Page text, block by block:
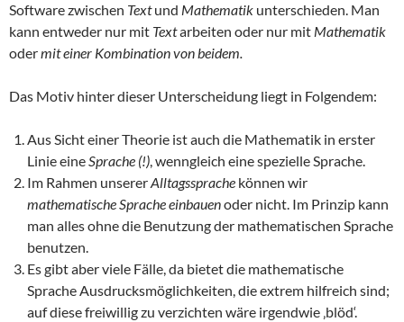
Software zwischen Textund Mathematik unterschieden. Man
kann entweder nur mit Textarbeiten oder nur mit Mathematik
odermit einer Kombination von beidem.
Das Motiv hinter dieser Unterscheidung liegt in Folgendem:
Aus Sicht einer Theorie ist auch die Mathematik in erster
Linie eineSprache (!), wenngleich eine spezielle Sprache.
Im Rahmen unsererAlltagssprache können wir
mathematische Sprache einbauenoder nicht. Im Prinzip kann
man alles ohne die Benutzung der mathematischen Sprache
benutzen.
Es gibt aber viele Fälle, da bietet die mathematische
Sprache Ausdrucksmöglichkeiten, die extrem hilfreich sind;
auf diese freiwillig zu verzichten wäre irgendwie ‚blöd‘.